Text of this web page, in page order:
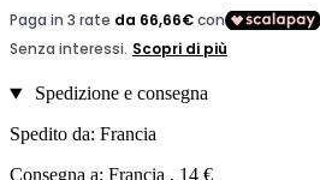
Spedizione e consegna
Spedito da: Francia
Consegna a: Francia , 14 €